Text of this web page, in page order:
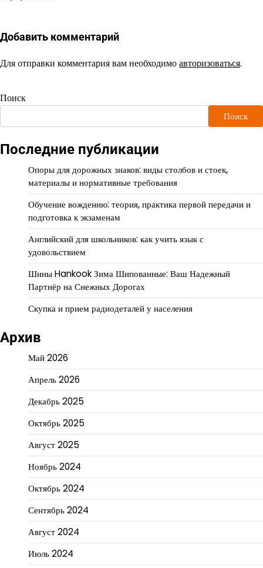
Добавить комментарий
Для отправки комментария вам необходимоавторизоваться.
Поиск
Поиск
Последние публикации
Опоры для дорожных знаков: виды столбов и стоек,
материалы и нормативные требования
Обучение вождению: теория, практика первой передачи и
подготовка к экзаменам
Английский для школьников: как учить язык с
удовольствием
Шины Hankook Зима Шипованные: Ваш Надежный
Партнёр на Снежных Дорогах
Скупка и прием радиодеталей у населения
Архив
Май 2026
Апрель 2026
Декабрь 2025
Октябрь 2025
Август 2025
Ноябрь 2024
Октябрь 2024
Сентябрь 2024
Август 2024
Июль 2024